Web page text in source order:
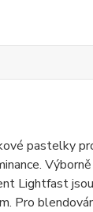
pastelky
Lightfast
Pro